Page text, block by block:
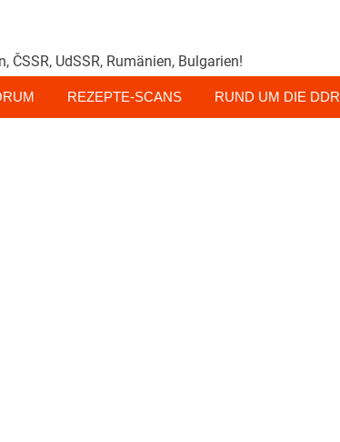
ČSSR, UdSSR, Rumänien, Bulgarien!
REZEPTE-SCANS RUND UM DIE DDR